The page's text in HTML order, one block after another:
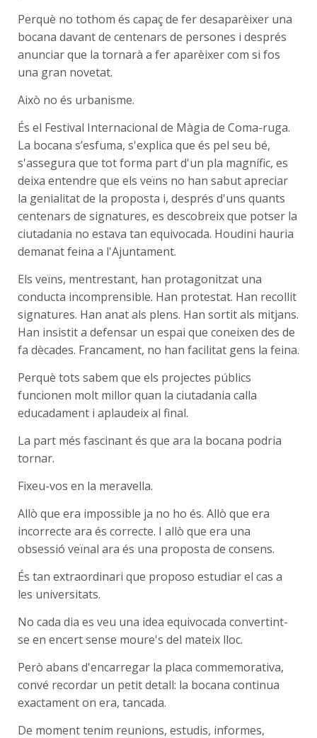
Perquè no tothom és capaç de fer desaparèixer una
bocana davant de centenars de persones i després
anunciar que la tornarà a fer aparèixer com si fos
una gran novetat.
Això no és urbanisme.
És el Festival Internacional de Màgia de Coma-ruga.
La bocana s’esfuma, s'explica que és pel seu bé,
s'assegura que tot forma part d'un pla magnífic, es
deixa entendre que els veïns no han sabut apreciar
la genialitat de la proposta i, després d'uns quants
centenars de signatures, es descobreix que potser la
ciutadania no estava tan equivocada. Houdini hauria
demanat feina a l'Ajuntament.
Els veïns, mentrestant, han protagonitzat una
conducta incomprensible. Han protestat. Han recollit
signatures. Han anat als plens. Han sortit als mitjans.
Han insistit a defensar un espai que coneixen des de
fa dècades. Francament, no han facilitat gens la feina.
Perquè tots sabem que els projectes públics
funcionen molt millor quan la ciutadania calla
educadament i aplaudeix al final.
La part més fascinant és que ara la bocana podria
tornar.
Fixeu-vos en la meravella.
Allò que era impossible ja no ho és. Allò que era
incorrecte ara és correcte. I allò que era una
obsessió veïnal ara és una proposta de consens.
És tan extraordinari que proposo estudiar el cas a
les universitats.
No cada dia es veu una idea equivocada convertint-
se en encert sense moure's del mateix lloc.
Però abans d'encarregar la placa commemorativa,
convé recordar un petit detall: la bocana continua
exactament on era, tancada.
De moment tenim reunions, estudis, informes,